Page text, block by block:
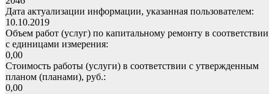
Дата актуализации информации, указанная пользователем:
10.10.2019
Объем работ (услуг) по капитальному ремонту в соответствии
с единицами измерения:
0,00
Стоимость работы (услуги) в соответствии с утвержденным
планом (планами), руб.:
0,00